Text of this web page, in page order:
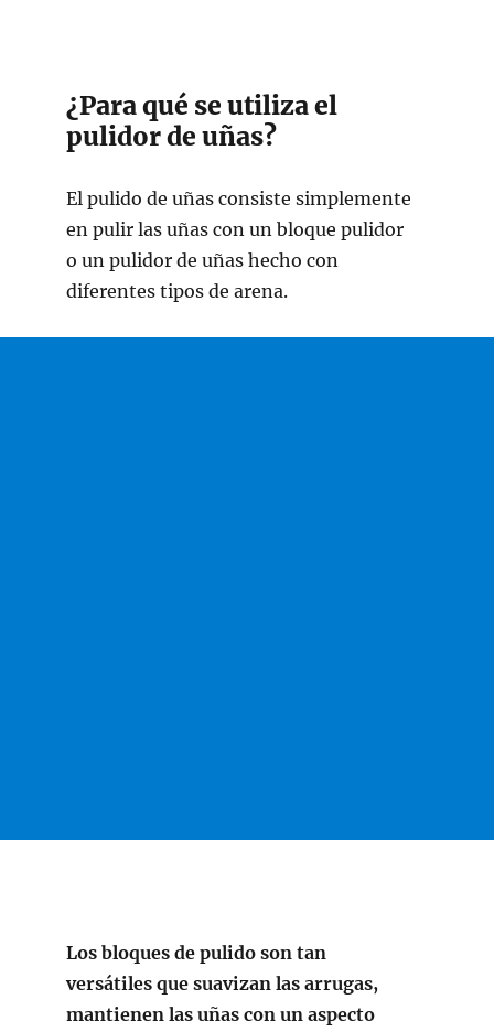
¿Para qué se utiliza el
pulidor de uñas?
El pulido de uñas consiste simplemente
en pulir las uñas con un bloque pulidor
o un pulidor de uñas hecho con
diferentes tipos de arena.
Los bloques de pulido son tan
versátiles que suavizan las arrugas,
mantienen las uñas con un aspecto